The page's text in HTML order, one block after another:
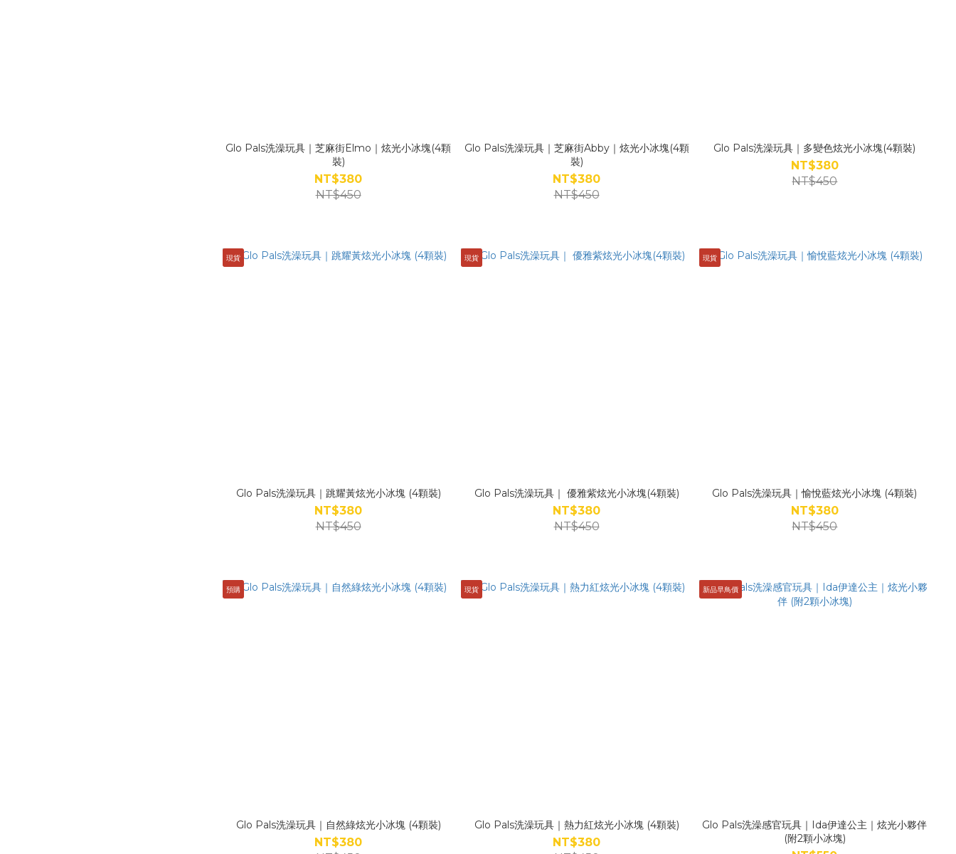
Glo Pals洗澡玩具｜芝麻街Elmo｜炫光小冰塊(4顆
裝)
NT$380
NT$450
Glo Pals洗澡玩具｜芝麻街Abby｜炫光小冰塊(4顆
裝)
NT$380
NT$450
Glo Pals洗澡玩具｜多變色炫光小冰塊(4顆裝)
NT$380
NT$450
現貨
Glo Pals洗澡玩具｜跳耀黃炫光小冰塊 (4顆裝)
NT$380
NT$450
現貨
Glo Pals洗澡玩具｜ 優雅紫炫光小冰塊(4顆裝)
NT$380
NT$450
現貨
Glo Pals洗澡玩具｜愉悅藍炫光小冰塊 (4顆裝)
NT$380
NT$450
預購
Glo Pals洗澡玩具｜自然綠炫光小冰塊 (4顆裝)
NT$380
現貨
Glo Pals洗澡玩具｜熱力紅炫光小冰塊 (4顆裝)
NT$380
新品早鳥價
Glo Pals洗澡感官玩具｜Ida伊達公主｜炫光小夥伴
(附2顆小冰塊)